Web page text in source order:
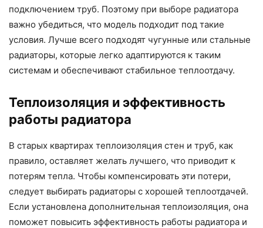
подключением труб. Поэтому при выборе радиатора
важно убедиться, что модель подходит под такие
условия. Лучше всего подходят чугунные или стальные
радиаторы, которые легко адаптируются к таким
системам и обеспечивают стабильное теплоотдачу.
Теплоизоляция и эффективность
работы радиатора
В старых квартирах теплоизоляция стен и труб, как
правило, оставляет желать лучшего, что приводит к
потерям тепла. Чтобы компенсировать эти потери,
следует выбирать радиаторы с хорошей теплоотдачей.
Если установлена дополнительная теплоизоляция, она
поможет повысить эффективность работы радиатора и